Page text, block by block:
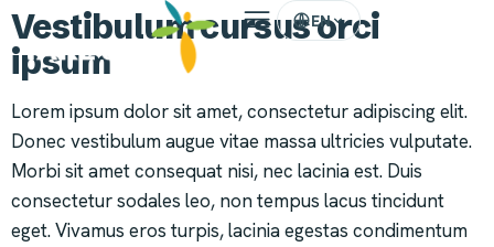
EN
Vestibulum cursus orci
ipsum
Lorem ipsum dolor sit amet, consectetur adipiscing elit.
Donec vestibulum augue vitae massa ultricies vulputate.
Morbi sit amet consequat nisi, nec lacinia est. Duis
consectetur sodales leo, non tempus lacus tincidunt
eget. Vivamus eros turpis, lacinia egestas condimentum